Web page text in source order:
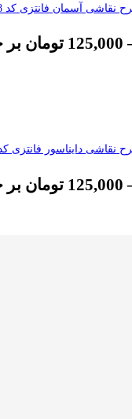
آسمان فانتزی کد 2668
125,000 تومان
دایناسور فانتزی کد
125,000 تومان